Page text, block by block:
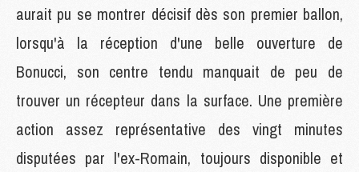
aurait pu se montrer décisif dès son premier ballon,
lorsqu'à la réception d'une belle ouverture de
Bonucci, son centre tendu manquait de peu de
trouver un récepteur dans la surface. Une première
action assez représentative des vingt minutes
disputées par l'ex-Romain, toujours disponible et